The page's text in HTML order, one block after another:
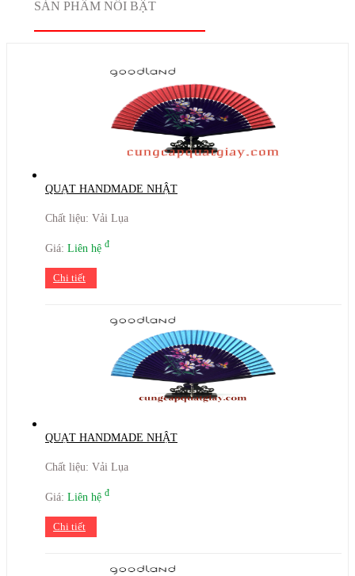
SẢN PHẨM NỔI BẬT
QUẠT HANDMADE NHẬT
Chất liệu: Vải Lụa
Giá: Liên hệ đ
Chi tiết
QUẠT HANDMADE NHẬT
Chất liệu: Vải Lụa
Giá: Liên hệ đ
Chi tiết